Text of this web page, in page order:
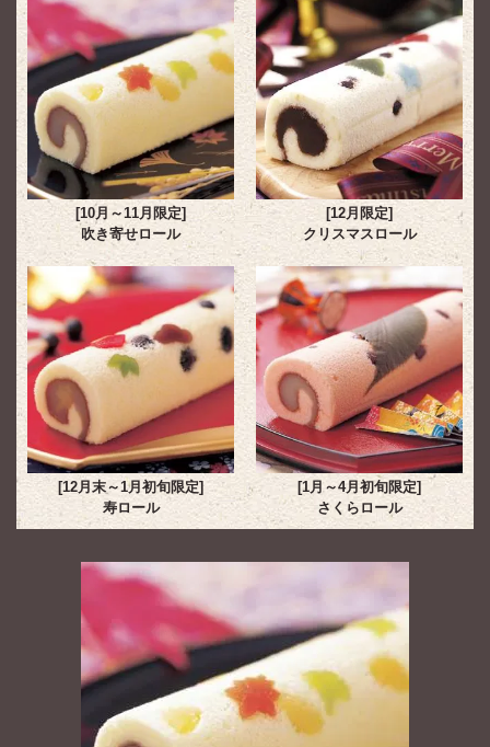
[10月～11月限定]
吹き寄せロール
[12月限定]
クリスマスロール
[12月末～1月初旬限定]
寿ロール
[1月～4月初旬限定]
さくらロール